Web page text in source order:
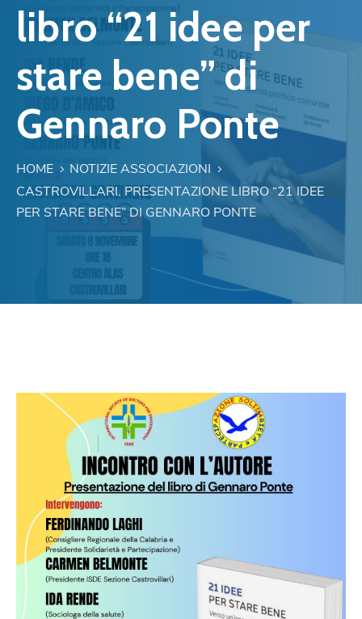
libro “21 idee per
stare bene” di
Gennaro Ponte
HOME
NOTIZIE ASSOCIAZIONI
CASTROVILLARI. PRESENTAZIONE LIBRO “21 IDEE
PER STARE BENE” DI GENNARO PONTE